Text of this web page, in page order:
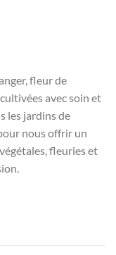
fleur de
avec soin et
les jardins de
nous offrir un
fleuries et